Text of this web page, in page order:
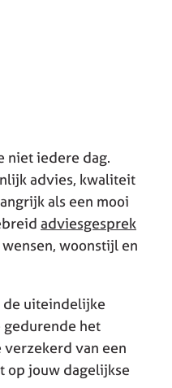
niet iedere dag.
advies, kwaliteit
als een mooi
adviesgesprek
woonstijl en
de uiteindelijke
gedurende het
van een
op jouw dagelijkse